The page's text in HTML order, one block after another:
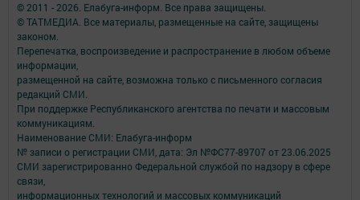
© 2011 - 2026. Елабуга-информ. Все права защищены.
© ТАТМЕДИА. Все материалы, размещенные на сайте, защищены
законом.
Перепечатка, воспроизведение и распространение в любом объеме
информации,
размещенной на сайте, возможна только с письменного согласия
редакций СМИ.
При поддержке Республиканского агентства по печати и массовым
коммуникациям.
Наименование СМИ: Елабуга-информ
№ записи о регистрации СМИ, дата: Эл №ФС77-89707 от 23.06.2025
СМИ зарегистрированно Федеральной службой по надзору в сфере
связи,
информационных технологий и массовых коммуникаций